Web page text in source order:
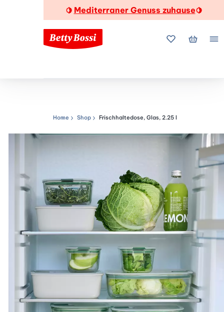
🍋 Mediterraner Genuss zuhause🍋
MeineMein
Navigationspfad
Home Shop Frischhaltedose, Glas, 2.25 l